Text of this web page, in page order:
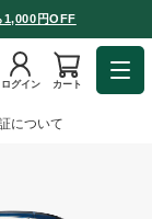
1,000円OFF
ログイン カート
について